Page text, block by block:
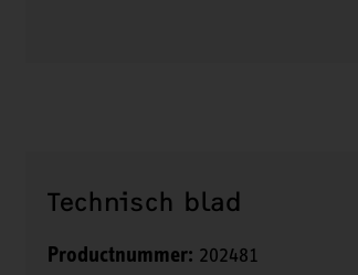
Technisch blad
Productnummer: 202481